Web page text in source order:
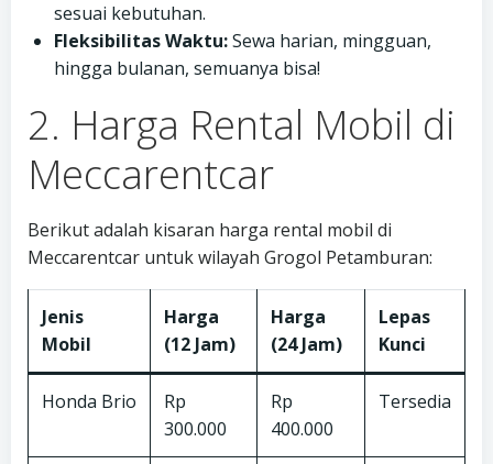
sesuai kebutuhan.
Fleksibilitas Waktu:Sewa harian, mingguan,
hingga bulanan, semuanya bisa!
2. Harga Rental Mobil di
Meccarentcar
Berikut adalah kisaran harga rental mobil di
Meccarentcar untuk wilayah Grogol Petamburan:
Jenis
Mobil
Harga
(12 Jam)
Harga
(24 Jam)
Lepas
Kunci
Honda Brio
Rp
300.000
Rp
400.000
Tersedia